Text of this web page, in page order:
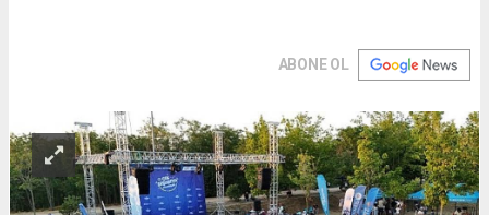
ABONE OL